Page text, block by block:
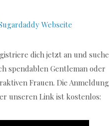
dich jetzt an und suche
spendablen Gentleman oder
Frauen. Die Anmeldung
unseren Link ist kostenlos: